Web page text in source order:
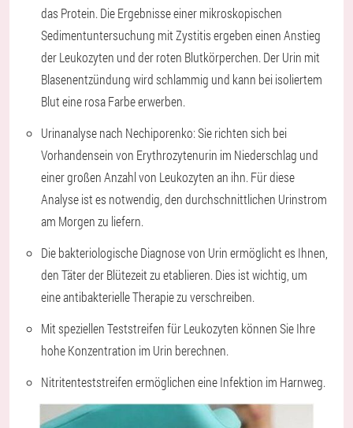
das Protein. Die Ergebnisse einer mikroskopischen
Sedimentuntersuchung mit Zystitis ergeben einen Anstieg
der Leukozyten und der roten Blutkörperchen. Der Urin mit
Blasenentzündung wird schlammig und kann bei isoliertem
Blut eine rosa Farbe erwerben.
Urinanalyse nach Nechiporenko: Sie richten sich bei
Vorhandensein von Erythrozytenurin im Niederschlag und
einer großen Anzahl von Leukozyten an ihn. Für diese
Analyse ist es notwendig, den durchschnittlichen Urinstrom
am Morgen zu liefern.
Die bakteriologische Diagnose von Urin ermöglicht es Ihnen,
den Täter der Blütezeit zu etablieren. Dies ist wichtig, um
eine antibakterielle Therapie zu verschreiben.
Mit speziellen Teststreifen für Leukozyten können Sie Ihre
hohe Konzentration im Urin berechnen.
Nitritenteststreifen ermöglichen eine Infektion im Harnweg.